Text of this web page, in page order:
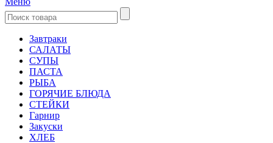
Завтраки
САЛАТЫ
СУПЫ
ПАСТА
РЫБА
ГОРЯЧИЕ БЛЮДА
СТЕЙКИ
Гарнир
Закуски
ХЛЕБ